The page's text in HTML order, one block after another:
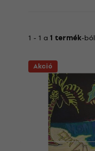
1 - 1 a 1 termék-ból
Akció